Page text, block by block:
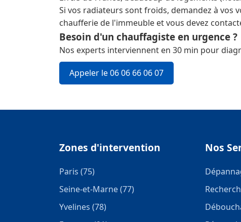
Si vos radiateurs sont froids, demandez à vos
chaufferie de l'immeuble et vous devez
Besoin d'un chauffagiste en urgence ?
Nos experts interviennent en 30 min pour
Appeler le 06 06 66 06 07
Zones d'intervention
Paris (75)
Seine-et-Marne (77)
Yvelines (78)
Nos